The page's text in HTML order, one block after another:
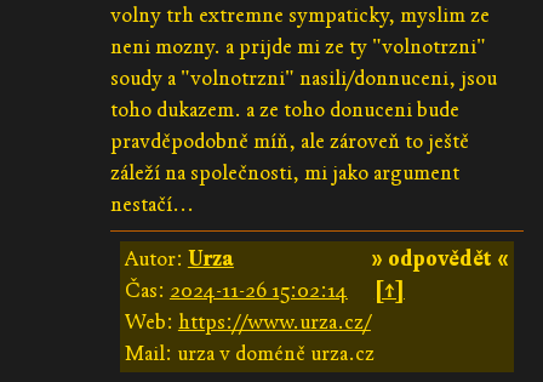
volny trh extremne sympaticky, myslim ze
neni mozny. a prijde mi ze ty "volnotrzni"
soudy a "volnotrzni" nasili/donnuceni, jsou
toho dukazem. a ze toho donuceni bude
pravděpodobně míň, ale zároveň to ještě
záleží na společnosti, mi jako argument
nestačí...
» odpovědět «
Autor: Urza
Čas: 2024-11-26 15:02:14
[↑]
Web: https://www.urza.cz/
Mail: urza v doméně urza.cz